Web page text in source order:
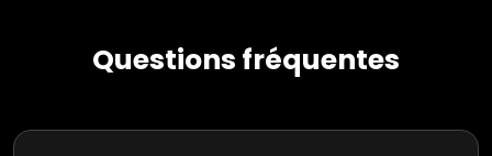
Questions fréquentes